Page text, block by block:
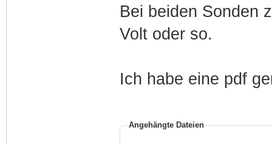
Bei beiden Sonden
Volt oder so.
Ich habe eine pdf
Angehängte Dateien